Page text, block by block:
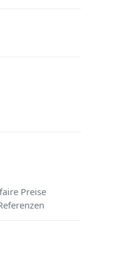
Preise